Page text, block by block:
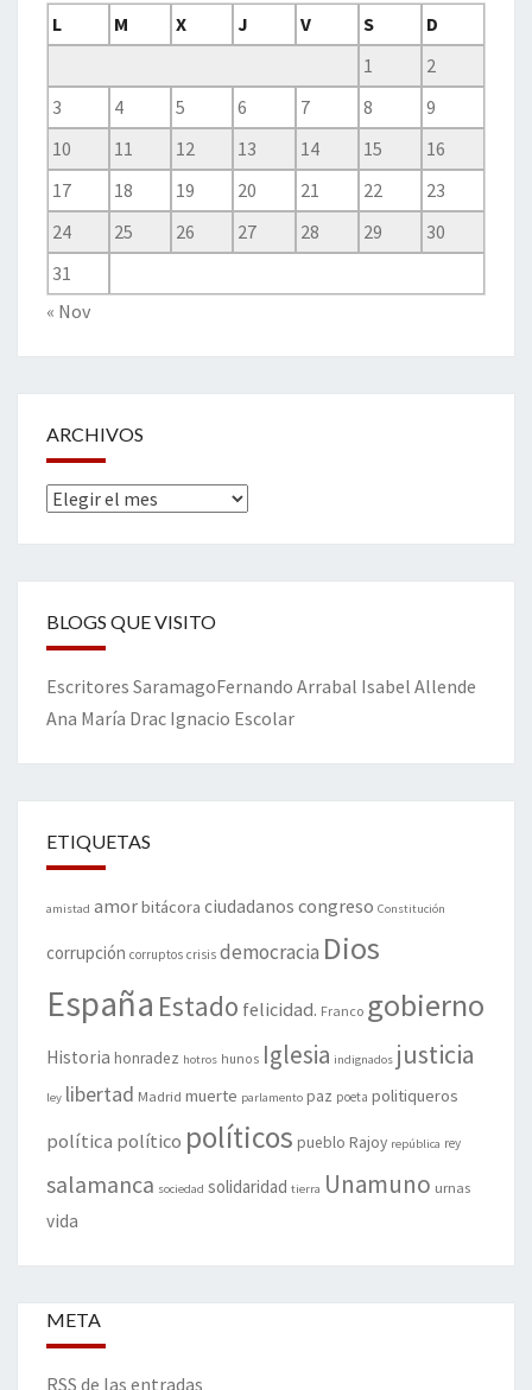
L
M X J V S
D
1
2
3
4 5 6 7 8
9
10
11 12 13 14 15
16
17
18 19 20 21 22
23
24
25 26 27 28 29
30
31
« Nov
ARCHIVOS
Archivos
BLOGS QUE VISITO
Escritores SaramagoFernando Arrabal Isabel Allende
Ana María Drac Ignacio Escolar
ETIQUETAS
amistad amorbitácora ciudadanos congreso Constitución
corrupción corruptos crisis democracia Dios
España Estado felicidad. Franco gobierno
Historia honradez hotros hunos Iglesia indignados justicia
ley libertad Madrid muerte parlamento paz poeta politiqueros
política político políticos pueblo Rajoy república rey
salamanca sociedad solidaridad tierra Unamuno urnas
vida
META
RSS de las entradas